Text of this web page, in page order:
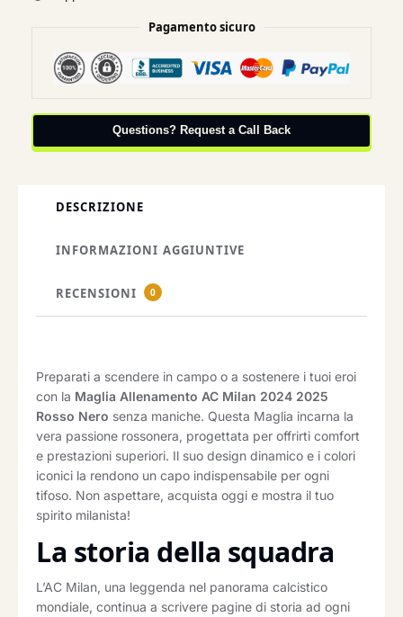
Pagamento sicuro
Questions? Request a Call Back
DESCRIZIONE
INFORMAZIONI AGGIUNTIVE
RECENSIONI 0
Preparati a scendere in campo o a sostenere i tuoi eroi
con la Maglia Allenamento AC Milan 2024 2025
Rosso Nero senza maniche. Questa Maglia incarna la
vera passione rossonera, progettata per offrirti comfort
e prestazioni superiori. Il suo design dinamico e i colori
iconici la rendono un capo indispensabile per ogni
tifoso. Non aspettare, acquista oggi e mostra il tuo
spirito milanista!
La storia della squadra
L’AC Milan, una leggenda nel panorama calcistico
mondiale, continua a scrivere pagine di storia ad ogni